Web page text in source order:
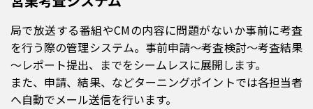
局で放送する番組やCMの内容に問題がないか事前に考査
を行う際の管理システム。事前申請～考査検討～考査結果
～レポート提出、までをシームレスに展開します。
また、申請、結果、などターニングポイントでは各担当者
へ自動でメール送信を行います。